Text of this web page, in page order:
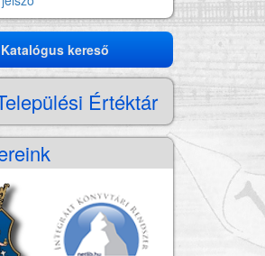
Katalógus kereső
Értéktár